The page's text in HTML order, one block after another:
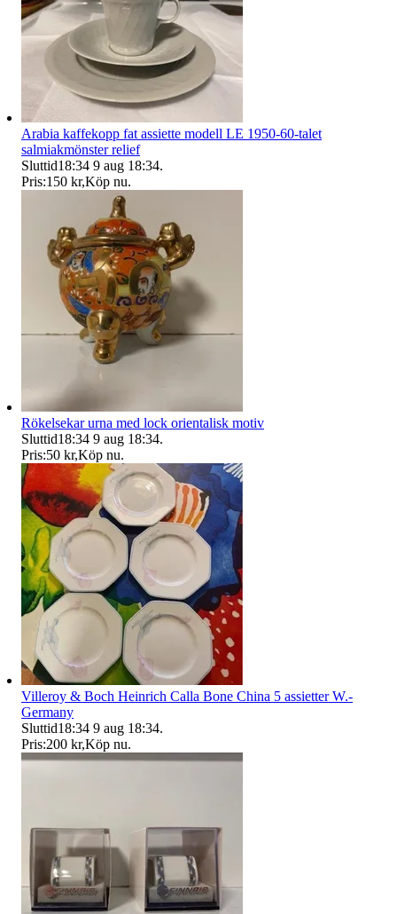
Arabia kaffekopp fat assiette modell LE 1950-60-talet
salmiakmönster relief
Sluttid18:34 9 aug 18:34.
Pris:150 kr,Köp nu.
Rökelsekar urna med lock orientalisk motiv
Sluttid18:34 9 aug 18:34.
Pris:50 kr,Köp nu.
Villeroy & Boch Heinrich Calla Bone China 5 assietter W.-
Germany
Sluttid18:34 9 aug 18:34.
Pris:200 kr,Köp nu.